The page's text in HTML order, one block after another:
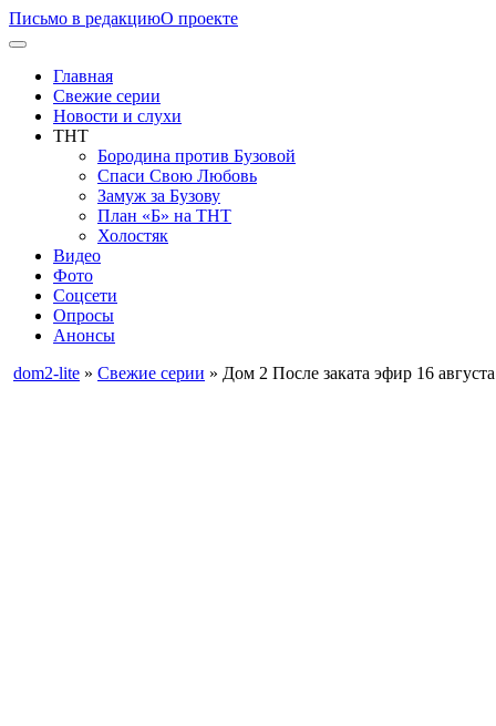
Письмо в редакциюО проекте
Главная
Свежие серии
Новости и слухи
ТНТ
Бородина против Бузовой
Спаси Свою Любовь
Замуж за Бузову
План «Б» на ТНТ
Холостяк
Видео
Фото
Соцсети
Опросы
Анонсы
dom2-lite » Свежие серии » Дом 2 После заката эфир 16